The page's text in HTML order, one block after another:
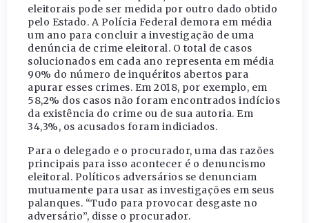
eleitorais pode ser medida por outro dado obtido
pelo Estado. A Polícia Federal demora em média
um ano para concluir a investigação de uma
denúncia de crime eleitoral. O total de casos
solucionados em cada ano representa em média
90% do número de inquéritos abertos para
apurar esses crimes. Em 2018, por exemplo, em
58,2% dos casos não foram encontrados indícios
da existência do crime ou de sua autoria. Em
34,3%, os acusados foram indiciados.
Para o delegado e o procurador, uma das razões
principais para isso acontecer é o denuncismo
eleitoral. Políticos adversários se denunciam
mutuamente para usar as investigações em seus
palanques. “Tudo para provocar desgaste no
adversário”, disse o procurador.